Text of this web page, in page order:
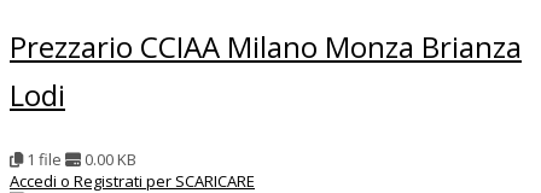
Prezzario CCIAA Milano Monza Brianza
Lodi
1 file
0.00 KB
Accedi o Registrati per SCARICARE